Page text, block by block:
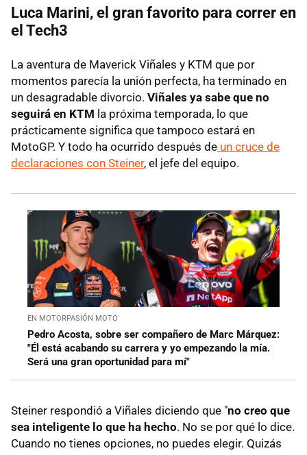
Luca Marini, el gran favorito para correr en
el Tech3
La aventura de Maverick Viñales y KTM que por
momentos parecía la unión perfecta, ha terminado en
un desagradable divorcio. Viñales ya sabe que no
seguirá en KTM la próxima temporada, lo que
prácticamente significa que tampoco estará en
MotoGP. Y todo ha ocurrido después de un cruce de
declaraciones con Steiner, el jefe del equipo.
EN MOTORPASIÓN MOTO
Pedro Acosta, sobre ser compañero de Marc Márquez:
"Él está acabando su carrera y yo empezando la mía.
Será una gran oportunidad para mí"
Steiner respondió a Viñales diciendo que "no creo que
sea inteligente lo que ha hecho. No se por qué lo dice.
Cuando no tienes opciones, no puedes elegir. Quizás